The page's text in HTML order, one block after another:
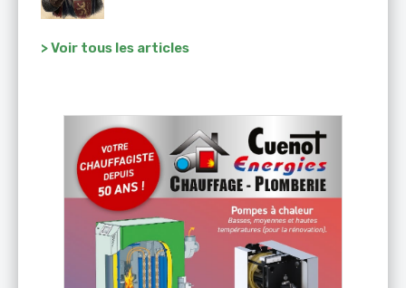
> Voir tous les articles